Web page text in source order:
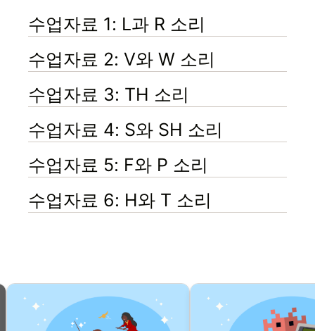
수업자료 1: L과 R 소리
수업자료 2: V와 W 소리
수업자료 3: TH 소리
수업자료 4: S와 SH 소리
수업자료 5: F와 P 소리
수업자료 6: H와 T 소리